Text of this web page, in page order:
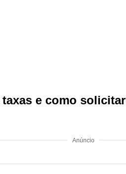
e como solicitar
Anúncio